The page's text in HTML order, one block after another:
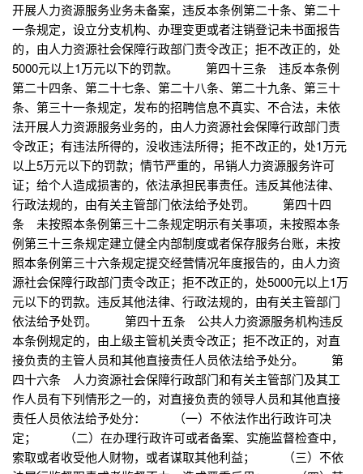
开展人力资源服务业务未备案，违反本条例第二十条、第二十
一条规定，设立分支机构、办理变更或者注销登记未书面报告
的，由人力资源社会保障行政部门责令改正；拒不改正的，处
5000元以上1万元以下的罚款。 第四十三条 违反本条例
第二十四条、第二十七条、第二十八条、第二十九条、第三十
条、第三十一条规定，发布的招聘信息不真实、不合法，未依
法开展人力资源服务业务的，由人力资源社会保障行政部门责
令改正；有违法所得的，没收违法所得；拒不改正的，处1万元
以上5万元以下的罚款；情节严重的，吊销人力资源服务许可
证；给个人造成损害的，依法承担民事责任。违反其他法律、
行政法规的，由有关主管部门依法给予处罚。 第四十四
条 未按照本条例第三十二条规定明示有关事项，未按照本条
例第三十三条规定建立健全内部制度或者保存服务台账，未按
照本条例第三十六条规定提交经营情况年度报告的，由人力资
源社会保障行政部门责令改正；拒不改正的，处5000元以上1万
元以下的罚款。违反其他法律、行政法规的，由有关主管部门
依法给予处罚。 第四十五条 公共人力资源服务机构违反
本条例规定的，由上级主管机关责令改正；拒不改正的，对直
接负责的主管人员和其他直接责任人员依法给予处分。 第
四十六条 人力资源社会保障行政部门和有关主管部门及其工
作人员有下列情形之一的，对直接负责的领导人员和其他直接
责任人员依法给予处分： （一）不依法作出行政许可决
定； （二）在办理行政许可或者备案、实施监督检查中，
索取或者收受他人财物，或者谋取其他利益； （三）不依